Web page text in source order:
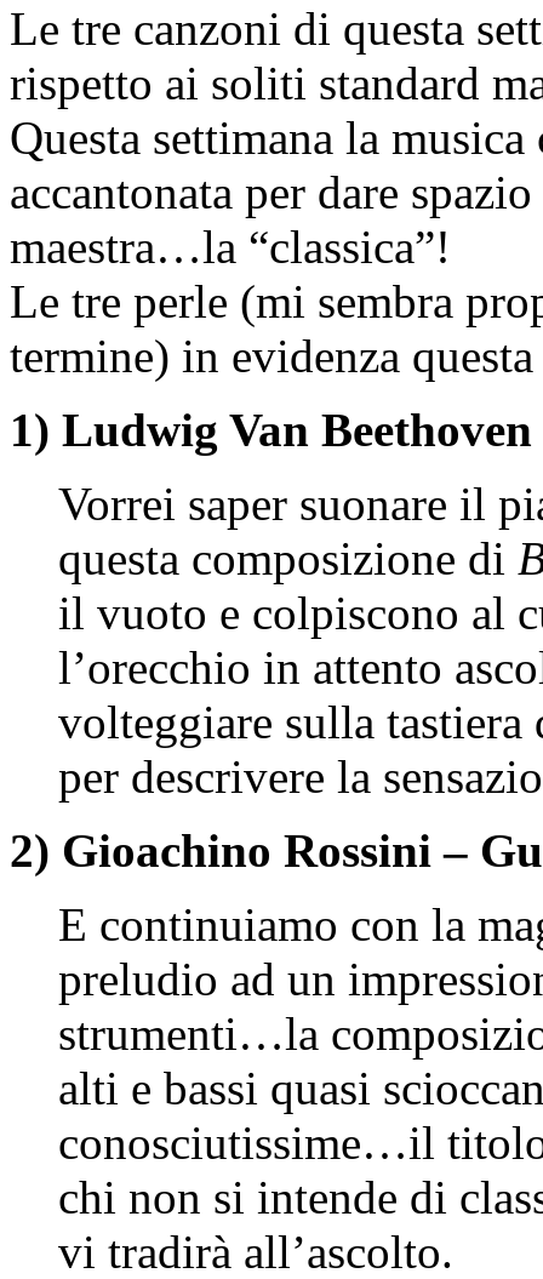
Le tre canzoni di questa
rispetto ai soliti standard
Questa settimana la
accantonata per dare
maestra…la “classica”!
Le tre perle (mi sembra
termine) in evidenza
1) Ludwig Van
Vorrei saper suonare il
questa composizione di
il vuoto e colpiscono al
l’orecchio in attento
volteggiare sulla
per descrivere la
2) Gioachino Rossini –
E continuiamo con la
preludio ad un
strumenti…la
alti e bassi quasi
conosciutissime…il
chi non si intende di
vi tradirà all’ascolto.